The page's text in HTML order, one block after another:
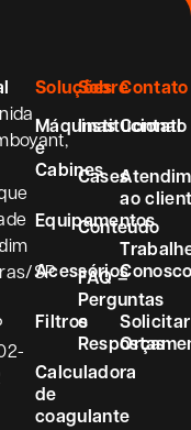
SP
Soluções
Máquinas
e
Cabines
Equipamentos
Acessórios
Filtros
Calculadora
de
coagulante
Sobre
Institucional
Cases
Conteúdo
FAQ –
Perguntas
e
Respostas
Contato
Contato
ao
Solicitar